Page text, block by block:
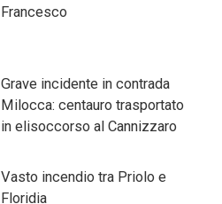
Francesco
Grave incidente in contrada
Milocca: centauro trasportato
in elisoccorso al Cannizzaro
Vasto incendio tra Priolo e
Floridia